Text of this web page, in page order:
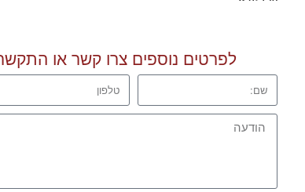
לפרטים נוספים צרו קשר או